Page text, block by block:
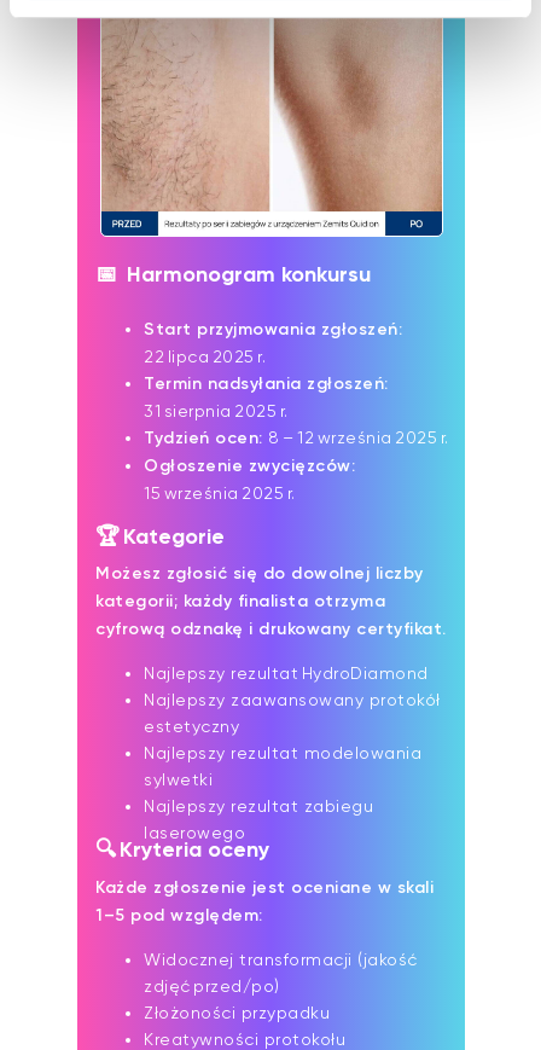
Start przyjmowania zgłoszeń:
22 lipca 2025 r.
Termin nadsyłania zgłoszeń:
31 sierpnia 2025 r.
Tydzień ocen: 8 – 12 września 2025 r.
Ogłoszenie zwycięzców:
15 września 2025 r.
📅 Harmonogram konkursu
🔍 Kryteria oceny
Każde zgłoszenie jest oceniane w skali
1–5 pod względem:
Widocznej transformacji (jakość
zdjęć przed/po)
Złożoności przypadku
Kreatywności protokołu
Możesz zgłosić się do dowolnej liczby
kategorii; każdy finalista otrzyma
cyfrową odznakę i drukowany certyfikat.
Najlepszy rezultat HydroDiamond
Najlepszy zaawansowany protokół
estetyczny
Najlepszy rezultat modelowania
sylwetki
Najlepszy rezultat zabiegu
laserowego
🏆 Kategorie